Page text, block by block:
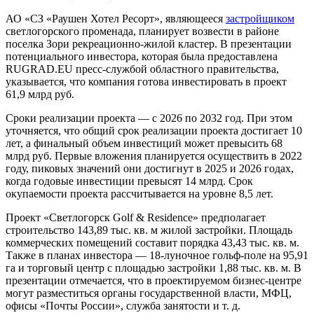
АО «СЗ «Раушен Хотел Ресорт», являющееся застройщиком
светлогорского променада, планирует возвести в районе
поселка Зори рекреационно-жилой кластер. В презентации
потенциального инвестора, которая была предоставлена
RUGRAD.EU пресс-службой областного правительства,
указывается, что компания готова инвестировать в проект
61,9 млрд руб.
Сроки реализации проекта — с 2026 по 2032 год. При этом
уточняется, что общий срок реализации проекта достигает 10
лет, а финальный объем инвестиций может превысить 68
млрд руб. Первые вложения планируется осуществить в 2022
году, пиковых значений они достигнут в 2025 и 2026 годах,
когда годовые инвестиции превысят 14 млрд. Срок
окупаемости проекта рассчитывается на уровне 8,5 лет.
Проект «Светлогорск Golf & Residence» предполагает
строительство 143,89 тыс. кв. м жилой застройки. Площадь
коммерческих помещений составит порядка 43,43 тыс. кв. м.
Также в планах инвестора — 18-луночное гольф-поле на 95,91
га и торговый центр с площадью застройки 1,88 тыс. кв. м. В
презентации отмечается, что в проектируемом бизнес-центре
могут разместиться органы государственной власти, МФЦ,
офисы «Почты России», служба занятости и т. д.